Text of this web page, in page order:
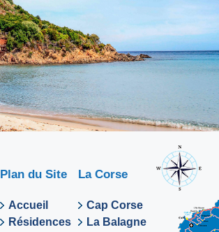
Plan du Site
Accueil
Résidences
La Corse
Cap Corse
La Balagne